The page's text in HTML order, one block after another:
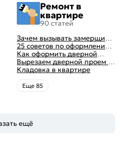
Ремонт в
квартире
90 статей
Зачем вызывать замерщика
для установки дверей
25 советов по оформлению
дверного проема без двери
+ 50 фото
Как оформить дверной
проем без двери
Вырезаем дверной проем в
различных материалах
стены
Кладовка в квартире
Eще 85
ещё